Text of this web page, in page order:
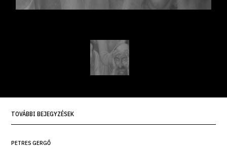
TOVÁBBI BEJEGYZÉSEK
PETRES GERGŐ